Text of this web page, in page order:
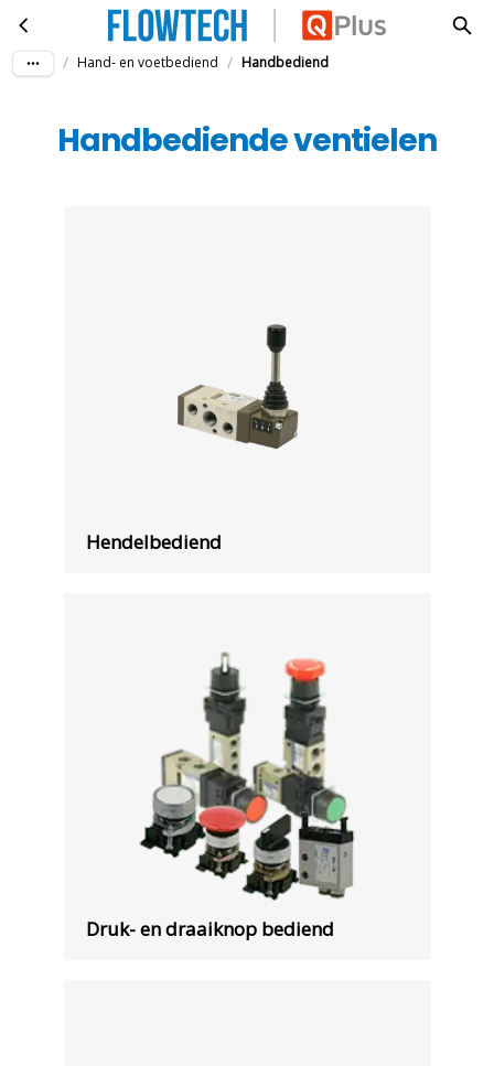
Ga naar hoofdinhoudHandbediende ventielen
/ Hand- en voetbediend / Handbediend
Handbediende ventielen
Hendelbediend
Druk- en draaiknop bediend